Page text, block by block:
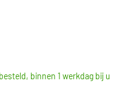
binnen 1 werkdag bij u